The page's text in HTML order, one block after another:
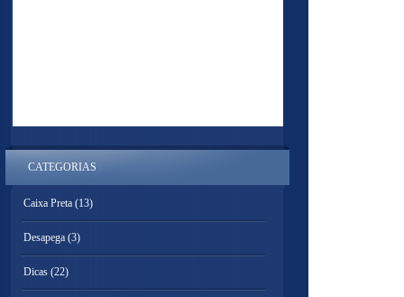
CATEGORIAS
Caixa Preta (13)
Desapega (3)
Dicas (22)